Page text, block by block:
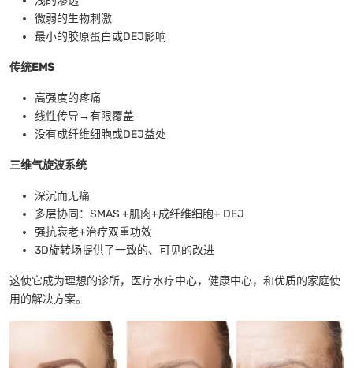
微弱的生物刺激
最小的胶原蛋白或DEJ影响
传统EMS
高强度的疼痛
线性传导→有限覆盖
没有成纤维细胞或DEJ益处
三维气旋波系统
深沉而无痛
多层协同：SMAS +肌肉+成纤维细胞+ DEJ
强抗衰老+治疗双重功效
3D旋转场提供了一致的、可见的改进
这使它成为理想的诊所，医疗水疗中心，健康中心，和优质的家庭使
用的解决方案。